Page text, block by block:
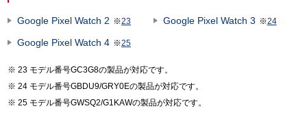
Google Pixel Watch 2 ※23 Google Pixel Watch 3 ※24
Google Pixel Watch 4 ※25
23 モデル番号GC3G8の製品が対応です。
24 モデル番号GBDU9/GRY0Eの製品が対応です。
25 モデル番号GWSQ2/G1KAWの製品が対応です。